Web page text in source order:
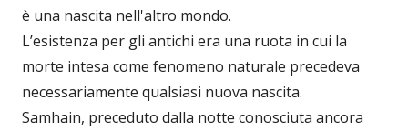
è una nascita nell'altro mondo.
L’esistenza per gli antichi era una ruota in cui la
morte intesa come fenomeno naturale precedeva
necessariamente qualsiasi nuova nascita.
Samhain, preceduto dalla notte conosciuta ancora